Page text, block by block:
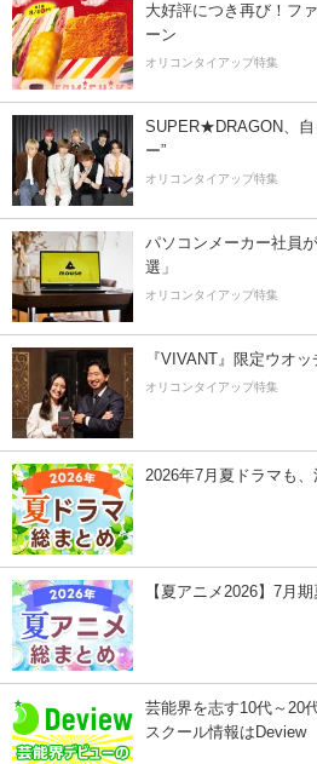
大好評につき再び！フ
ーン
オリコンタイアップ特集
SUPER★DRAGON、自
ー”
オリコンタイアップ特集
パソコンメーカー社員
選」
オリコンタイアップ特集
『VIVANT』限定ウオ
オリコンタイアップ特集
2026年7月夏ドラマも
【夏アニメ2026】7月
芸能界を志す10代～20
スクール情報はDeview